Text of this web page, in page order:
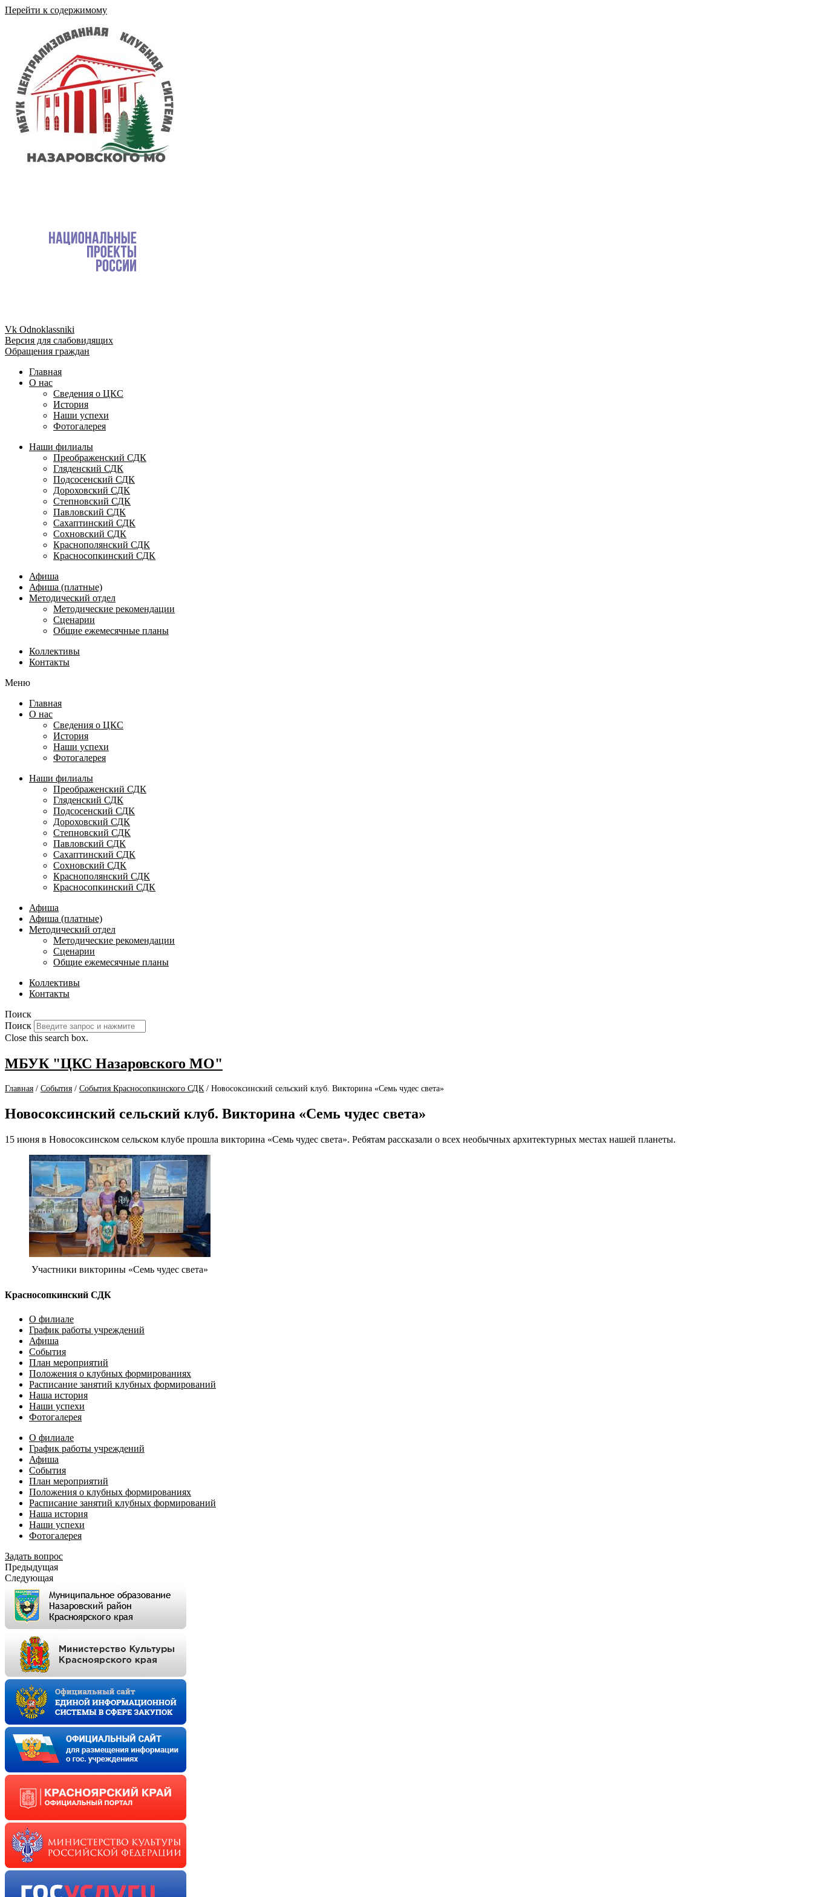
Перейти к содержимому
Vk Odnoklassniki
Версия для слабовидящих
Обращения граждан
Главная
О нас
Сведения о ЦКС
История
Наши успехи
Фотогалерея
Наши филиалы
Преображенский СДК
Гляденский СДК
Подсосенский СДК
Дороховский СДК
Степновский СДК
Павловский СДК
Сахаптинский СДК
Сохновский СДК
Краснополянский СДК
Красносопкинский СДК
Афиша
Афиша (платные)
Методический отдел
Методические рекомендации
Сценарии
Общие ежемесячные планы
Коллективы
Контакты
Меню
Главная
О нас
Сведения о ЦКС
История
Наши успехи
Фотогалерея
Наши филиалы
Преображенский СДК
Гляденский СДК
Подсосенский СДК
Дороховский СДК
Степновский СДК
Павловский СДК
Сахаптинский СДК
Сохновский СДК
Краснополянский СДК
Красносопкинский СДК
Афиша
Афиша (платные)
Методический отдел
Методические рекомендации
Сценарии
Общие ежемесячные планы
Коллективы
Контакты
Поиск
Поиск
Close this search box.
МБУК "ЦКС Назаровского МО"
Главная / События / События Красносопкинского СДК / Новосоксинский сельский клуб. Викторина «Семь чудес света»
Новосоксинский сельский клуб. Викторина «Семь чудес света»
15 июня в Новосоксинском сельском клубе прошла викторина «Семь чудес света». Ребятам рассказали о всех необычных архитектурных местах нашей планеты.
Участники викторины «Семь чудес света»
Красносопкинский СДК
О филиале
График работы учреждений
Афиша
События
План мероприятий
Положения о клубных формированиях
Расписание занятий клубных формирований
Наша история
Наши успехи
Фотогалерея
О филиале
График работы учреждений
Афиша
События
План мероприятий
Положения о клубных формированиях
Расписание занятий клубных формирований
Наша история
Наши успехи
Фотогалерея
Задать вопрос
Предыдущая
Следующая